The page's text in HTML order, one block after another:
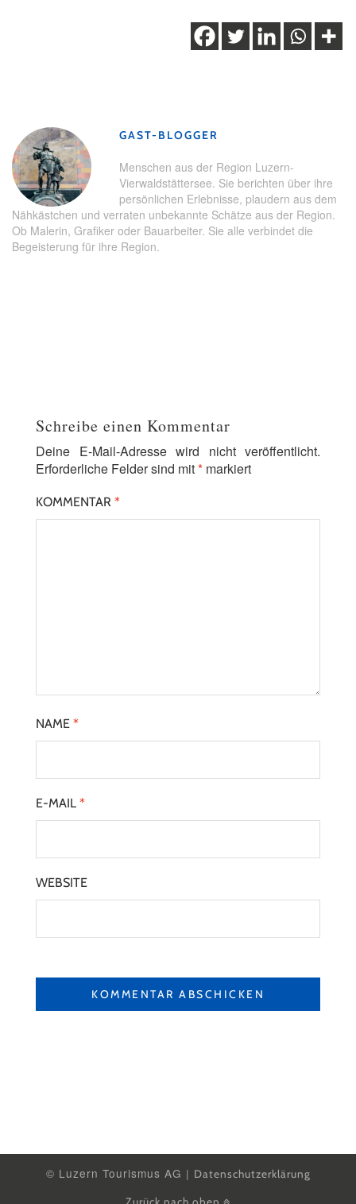
GAST-BLOGGER
Menschen aus der Region Luzern-
Vierwaldstättersee. Sie berichten über ihre
persönlichen Erlebnisse, plaudern aus dem
Nähkästchen und verraten unbekannte Schätze aus der Region.
Ob Malerin, Grafiker oder Bauarbeiter. Sie alle verbindet die
Begeisterung für ihre Region.
Schreibe einen Kommentar
Deine E-Mail-Adresse wird nicht veröffentlicht.
Erforderliche Felder sind mit* markiert
KOMMENTAR *
NAME *
E-MAIL *
WEBSITE
© Luzern Tourismus AG | Datenschutzerklärung